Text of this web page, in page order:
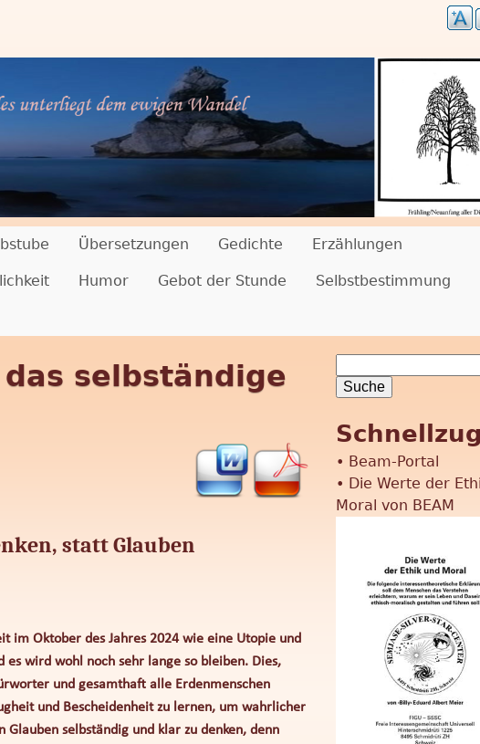
Übersetzungen Gedichte Erzählungen
Humor Gebot der Stunde Selbstbestimmung
selbständige
statt Glauben
im Oktober des Jahres 2024 wie eine Utopie und
wird wohl noch sehr lange so bleiben. Dies,
und gesamthaft alle Erdenmenschen
und Bescheidenheit zu lernen, um wahrlicher
selbständig und klar zu denken, denn
S
u
c
h
u
h
• Beam-Portal
• Die Werte der
Moral von BEAM